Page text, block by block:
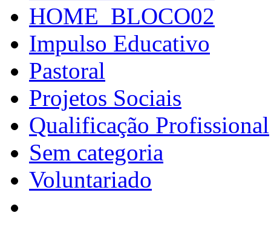
HOME_BLOCO02
Impulso Educativo
Pastoral
Projetos Sociais
Qualificação Profissional
Sem categoria
Voluntariado